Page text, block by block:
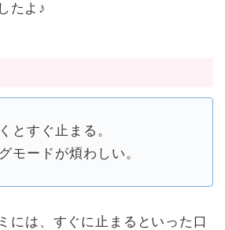
たよ♪
とすぐ止まる。
モードが煩わしい。
には、すぐに止まるといった口